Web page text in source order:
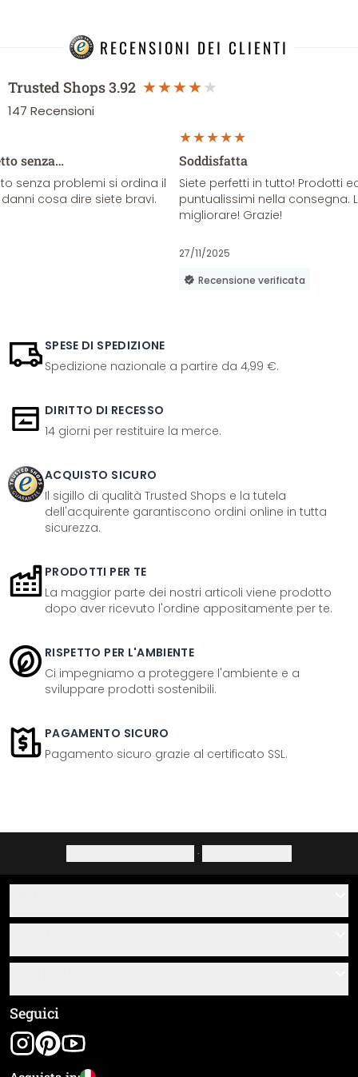
RECENSIONI DEI CLIENTI
Trusted Shops3.92
147 Recensioni
senza…
senza problemi si ordina il
cosa dire siete bravi.
Soddisfatta
Siete perfetti in tutto! Prodotti
puntualissimi nella consegna.
migliorare! Grazie!
27/11/2025
Recensione verificata
SPESE DI SPEDIZIONE
Spedizione nazionale a partire da 4,99 €.
DIRITTO DI RECESSO
14 giorni per restituire la merce.
ACQUISTO SICURO
Il sigillo di qualità Trusted Shops e la tutela
dell'acquirente garantiscono ordini online in tutta
sicurezza.
PRODOTTI PER TE
La maggior parte dei nostri articoli viene prodotto
dopo aver ricevuto l'ordine appositamente per te.
RISPETTO PER L'AMBIENTE
Ci impegniamo a proteggere l'ambiente e a
sviluppare prodotti sostenibili.
PAGAMENTO SICURO
Pagamento sicuro grazie al certificato SSL.
·
Chi siamo
Istruzioni di posa e montaggio
Panoramica dei materiali
Tracciamento spedizione
Termini e condizioni generali
Note legali
Seguici